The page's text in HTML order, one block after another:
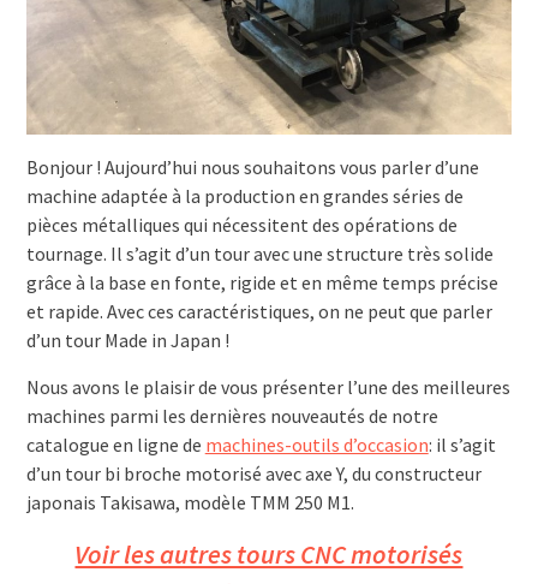
Bonjour ! Aujourd’hui nous souhaitons vous parler d’une
machine adaptée à la production en grandes séries de
pièces métalliques qui nécessitent des opérations de
tournage. Il s’agit d’un tour avec une structure très solide
grâce à la base en fonte, rigide et en même temps précise
et rapide. Avec ces caractéristiques, on ne peut que parler
d’un tour Made in Japan !
Nous avons le plaisir de vous présenter l’une des meilleures
machines parmi les dernières nouveautés de notre
catalogue en ligne de machines-outils d’occasion: il s’agit
d’un tour bi broche motorisé avec axe Y, du constructeur
japonais Takisawa, modèle TMM 250 M1.
Voir les autres tours CNC motorisés